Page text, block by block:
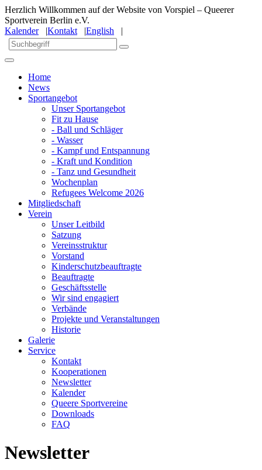
Herzlich Willkommen auf der Website von Vorspiel – Queerer
Sportverein Berlin e.V.
Kalender|Kontakt |English |
Home
News
Sportangebot
Unser Sportangebot
Fit zu Hause
- Ball und Schläger
- Wasser
- Kampf und Entspannung
- Kraft und Kondition
- Tanz und Gesundheit
Wochenplan
Refugees Welcome 2026
Mitgliedschaft
Verein
Unser Leitbild
Satzung
Vereinsstruktur
Vorstand
Kinderschutzbeauftragte
Beauftragte
Geschäftsstelle
Wir sind engagiert
Verbände
Projekte und Veranstaltungen
Historie
Galerie
Service
Kontakt
Kooperationen
Newsletter
Kalender
Queere Sportvereine
Downloads
FAQ
Newsletter